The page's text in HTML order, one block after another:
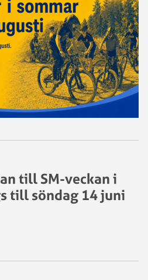
till SM-veckan i
till söndag 14 juni